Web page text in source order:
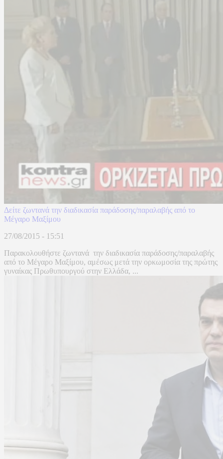
Δείτε ζωντανά την διαδικασία παράδοσης/παραλαβής από το
Μέγαρο Μαξίμου
27/08/2015 - 15:51
Παρακολουθήστε ζωντανά την διαδικασία παράδοσης/παραλαβής
από το Μέγαρο Μαξίμου, αμέσως μετά την ορκωμοσία της πρώτης
γυναίκας Πρωθυπουργού στην Ελλάδα, ...